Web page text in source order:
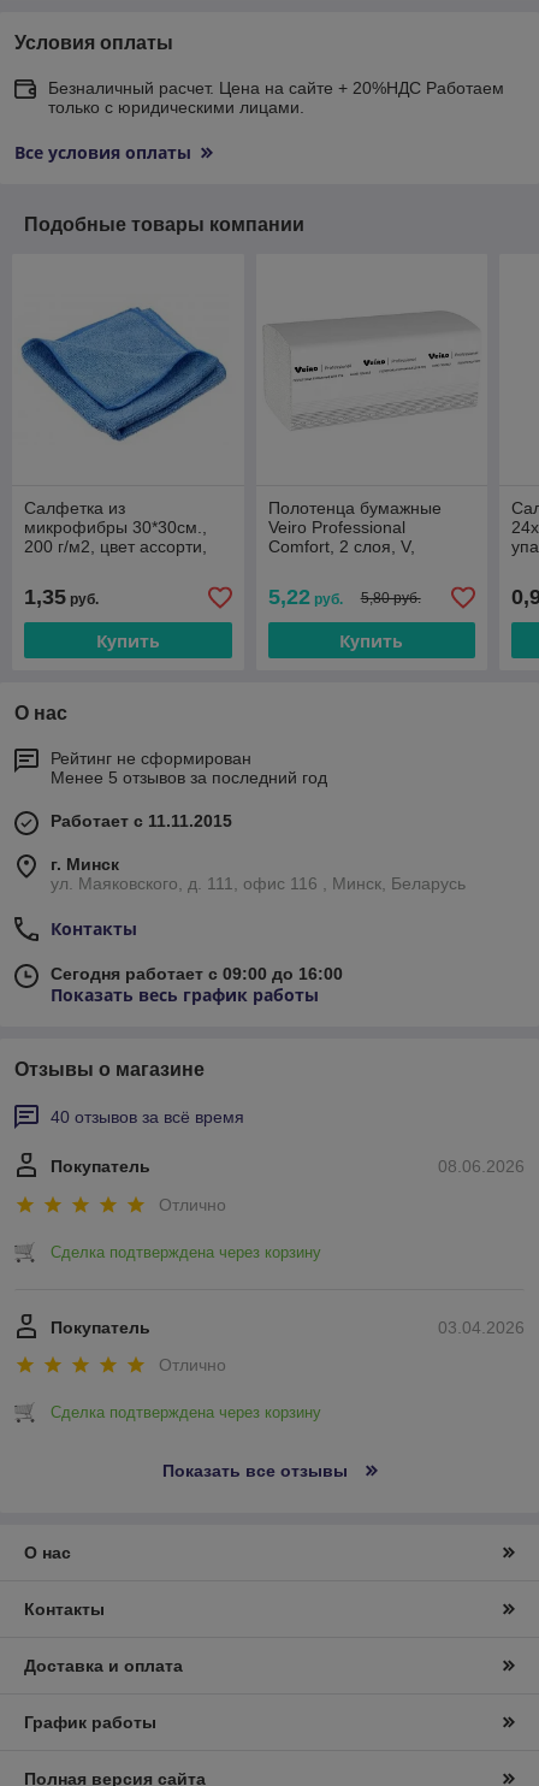
Условия оплаты
Безналичный расчет. Цена на сайте + 20%НДС Работаем
только с юридическими лицами.
Все условия оплаты
Подобные товары компании
Салфетка из
микрофибры 30*30см.,
200 г/м2, цвет ассорти,
указана без учета НДС
20%
1,35 руб.
Купить
Полотенца бумажные
Veiro Professional
Comfort, 2 слоя, V,
ЦЕНА БЕЗ УЧЕТА НДС
20%
5,22руб. 5,80 руб.
Купить
О нас
Рейтинг не сформирован
Менее 5 отзывов за последний год
Работает с 11.11.2015
г. Минск
ул. Маяковского, д. 111, офис 116 , Минск, Беларусь
Контакты
Сегодня работает с 09:00 до 16:00
Показать весь график работы
Отзывы о магазине
40 отзывов за всё время
08.06.2026
Покупатель
Отлично
Сделка подтверждена через корзину
03.04.2026
Покупатель
Отлично
Сделка подтверждена через корзину
Показать все отзывы
О нас
Контакты
Доставка и оплата
График работы
Полная версия сайта